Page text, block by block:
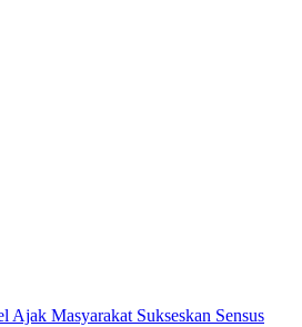
Ajak Masyarakat Sukseskan Sensus